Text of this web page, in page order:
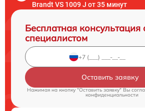
Brandt VS 1009 J от 35 минут
Бесплатная консультация
специалистом
Оставить заявку
Нажимая на кнопку "Оставить заявку" Вы
конфиденциальности